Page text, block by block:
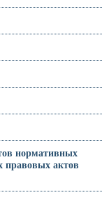
нормативных
правовых актов